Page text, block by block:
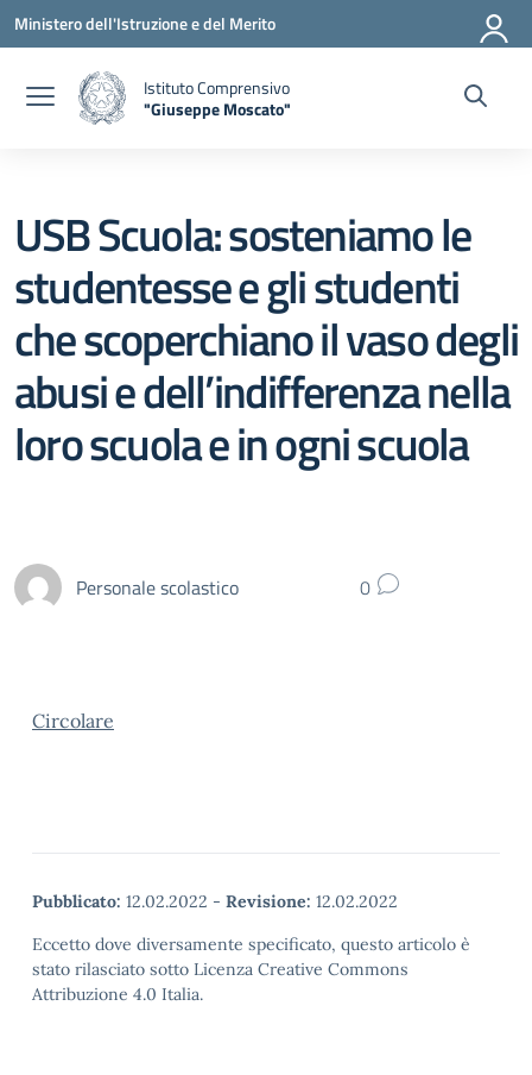
Vai ai contenuti
Vai al menu di navigazione
Vai al footer
Ministero dell'Istruzione e del Merito
Istituto Comprensivo
"Giuseppe Moscato"
USB Scuola: sosteniamo le
studentesse e gli studenti
che scoperchiano il vaso degli
abusi e dell’indifferenza nella
loro scuola e in ogni scuola
Personale scolastico 0
Circolare
Pubblicato: 12.02.2022 - Revisione: 12.02.2022
Eccetto dove diversamente specificato, questo articolo è
stato rilasciato sotto Licenza Creative Commons
Attribuzione 4.0 Italia.